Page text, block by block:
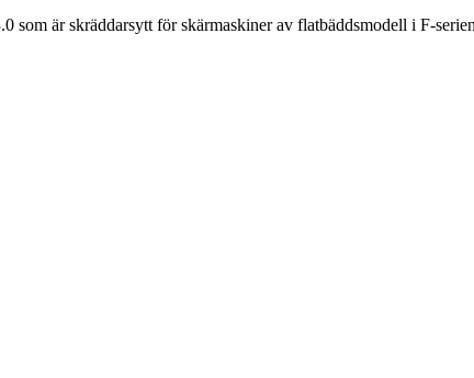
som är skräddarsytt för skärmaskiner av flatbäddsmodell i F-